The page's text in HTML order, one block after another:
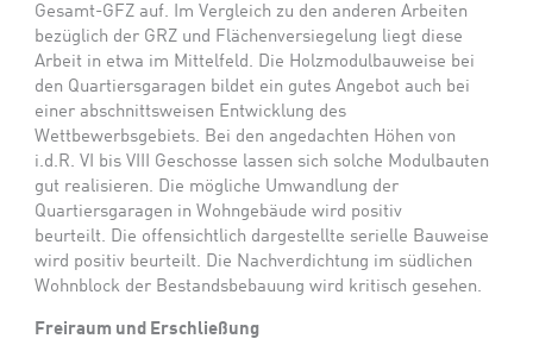
Gesamt-GFZ auf. Im Vergleich zu den anderen Arbeiten
bezüglich der GRZ und Flächenversiegelung liegt diese
Arbeit in etwa im Mittelfeld. Die Holzmodulbauweise bei
den Quartiersgaragen bildet ein gutes Angebot auch bei
einer abschnittsweisen Entwicklung des
Wettbewerbsgebiets. Bei den angedachten Höhen von
i.d.R. VI bis VIII Geschosse lassen sich solche Modulbauten
gut realisieren. Die mögliche Umwandlung der
Quartiersgaragen in Wohngebäude wird positiv
beurteilt. Die offensichtlich dargestellte serielle Bauweise
wird positiv beurteilt. Die Nachverdichtung im südlichen
Wohnblock der Bestandsbebauung wird kritisch gesehen.
Freiraum und Erschließung